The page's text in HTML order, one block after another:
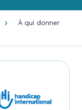
À qui donner